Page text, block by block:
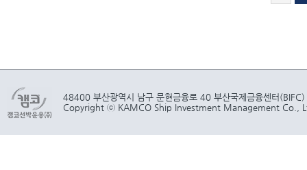
48400 부산광역시 남구 문현금융로 40 부산국제금융센터
Copyright ⓒ KAMCO Ship Investment Management Co.,